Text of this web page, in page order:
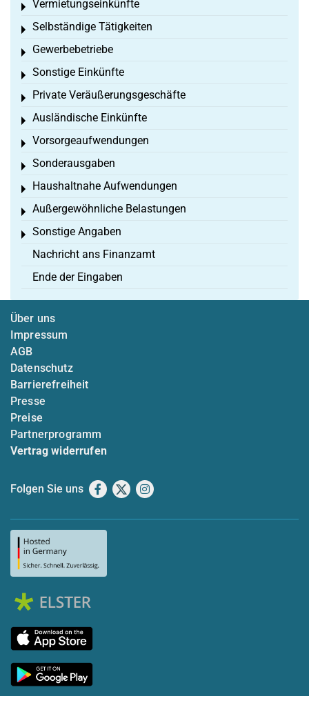
Vermietungseinkünfte
Toggle menu
Selbständige Tätigkeiten
Toggle menu
Gewerbebetriebe
Toggle menu
Sonstige Einkünfte
Toggle menu
Private Veräußerungsgeschäfte
Toggle menu
Ausländische Einkünfte
Toggle menu
Vorsorgeaufwendungen
Toggle menu
Sonderausgaben
Toggle menu
Haushaltnahe Aufwendungen
Toggle menu
Außergewöhnliche Belastungen
Toggle menu
Sonstige Angaben
Toggle menu
Nachricht ans Finanzamt
Ende der Eingaben
Über uns
Impressum
AGB
Datenschutz
Barrierefreiheit
Presse
Preise
Partnerprogramm
Vertrag widerrufen
Folgen Sie uns Facebook
X Instagram